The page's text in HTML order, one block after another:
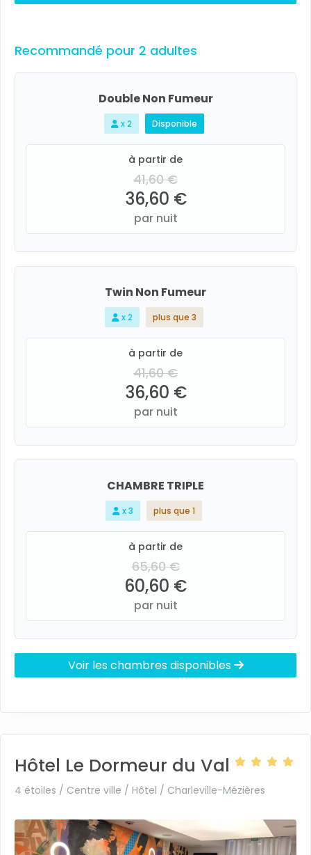
Recommandé pour 2 adultes
Double Non Fumeur
x 2 Disponible
à partir de
41,60 €
36,60 €
par nuit
Twin Non Fumeur
x 2 plus que 3
à partir de
41,60 €
36,60 €
par nuit
CHAMBRE TRIPLE
x 3 plus que 1
à partir de
65,60 €
60,60 €
par nuit
Voir les chambres disponibles
Hôtel Le Dormeur du Val
4 étoiles / Centre ville / Hôtel / Charleville-Mézières